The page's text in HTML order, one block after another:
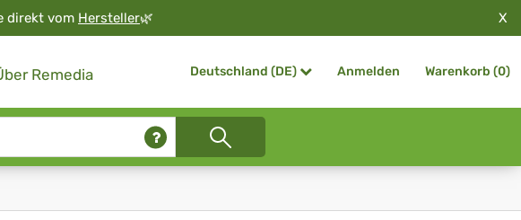
direkt vom Hersteller🌿 X
Remedia Deutschland (DE) Anmelden Warenkorb (0)